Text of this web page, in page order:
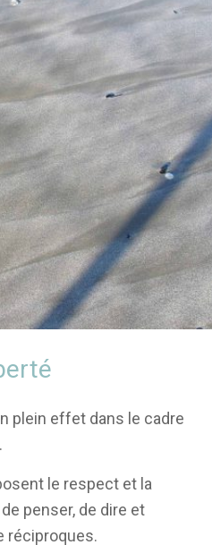
plein effet dans le cadre
le respect et la
penser, de dire et
réciproques.